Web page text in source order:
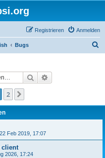
Anmelden
Registrieren
Bugs
Suche
2
22 Feb 2019, 17:07
client
2026, 17:24